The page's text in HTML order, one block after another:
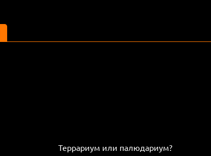
Террариум или палюдариум?